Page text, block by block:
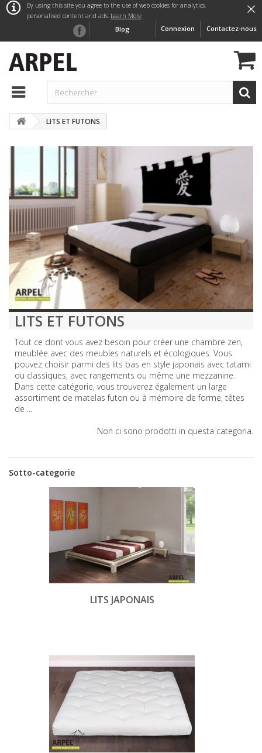
Contactez-nous
Connexion
Blog
×
By using this site you agree to the use of web cookies for analytics,
personalised content and ads. Learn More
LITS ET FUTONS
LITS ET FUTONS
Tout ce dont vous avez besoin pour créer une chambre zen,
meublée avec des meubles naturels et écologiques. Vous
pouvez choisir parmi des lits bas en style japonais avec tatami
ou classiques, avec rangements ou même une mezzanine.
Dans cette catégorie, vous trouverez également un large
assortiment de matelas futon ou à mémoire de forme, têtes
de ...
Non ci sono prodotti in questa categoria.
Sotto-categorie
LITS JAPONAIS